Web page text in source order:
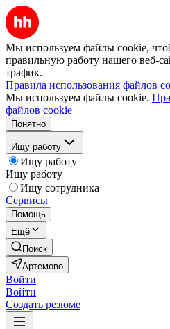
Мы используем файлы cookie,
правильную работу нашего веб-
трафик.
Правила использования файлов
Мы используем файлы cookie.
файлов cookie
Понятно
Ищу работу
Ищу работу
Ищу работу
Ищу сотрудника
Сервисы
Помощь
Ещё
Поиск
Артемово
Войти
Войти
Создать резюме